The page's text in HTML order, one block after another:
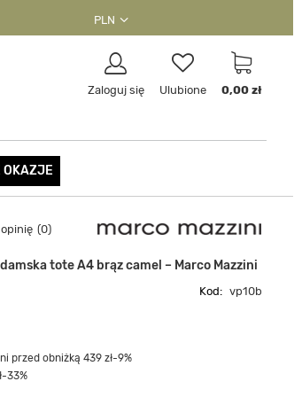
PLN
Zaloguj się Ulubione 0,00 zł
OKAZJE
0
tote A4 brąz camel – Marco Mazzini
Kod: vp10b
przed obniżką 439 zł-9%
-33%